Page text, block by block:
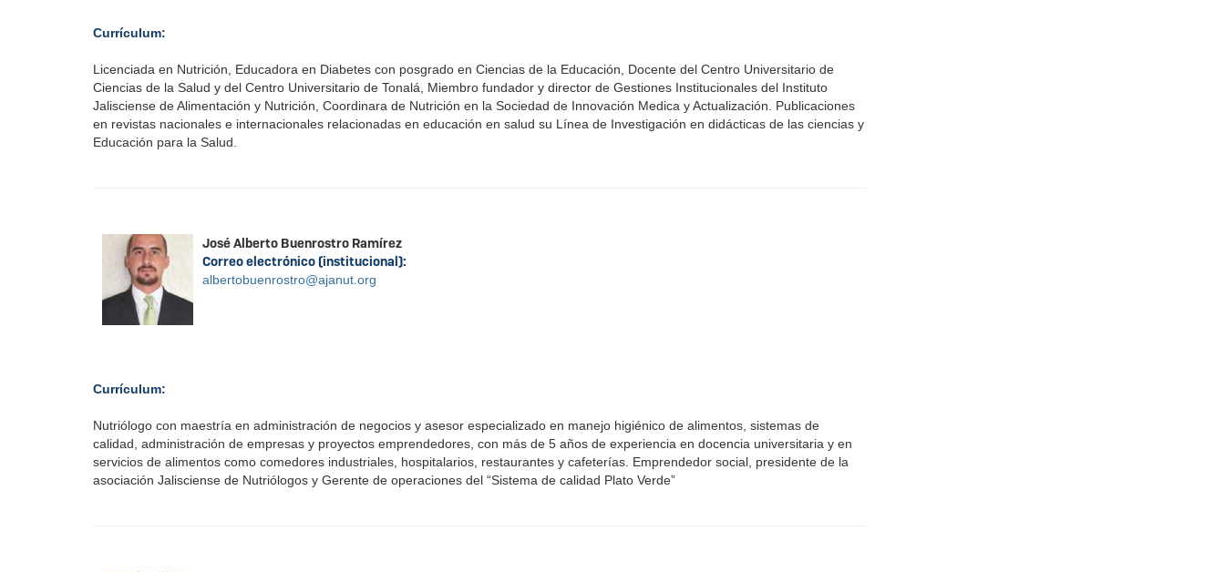
Currículum:
Licenciada en Nutrición, Educadora en Diabetes con posgrado en Ciencias de la Educación, Docente del Centro Universitario de
Ciencias de la Salud y del Centro Universitario de Tonalá, Miembro fundador y director de Gestiones Institucionales del Instituto
Jalisciense de Alimentación y Nutrición, Coordinara de Nutrición en la Sociedad de Innovación Medica y Actualización. Publicaciones
en revistas nacionales e internacionales relacionadas en educación en salud su Línea de Investigación en didácticas de las ciencias y
Educación para la Salud.
José Alberto Buenrostro Ramírez
Correo electrónico (institucional):
albertobuenrostro@ajanut.org
Currículum:
Nutriólogo con maestría en administración de negocios y asesor especializado en manejo higiénico de alimentos, sistemas de
calidad, administración de empresas y proyectos emprendedores, con más de 5 años de experiencia en docencia universitaria y en
servicios de alimentos como comedores industriales, hospitalarios, restaurantes y cafeterías. Emprendedor social, presidente de la
asociación Jalisciense de Nutriólogos y Gerente de operaciones del “Sistema de calidad Plato Verde”